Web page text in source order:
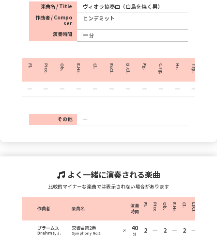
楽曲名 / Title ヴィオラ協奏曲（白鳥を焼く男）
作曲者 / Compo
ser
ヒンデミット
演奏時間 分
Fl. Picc. Ob. E.Hr. Cl. EsCl. B.Cl. Fg. C.Fg. Hr. Trp.
その他
よく一緒に演奏される楽曲
比較的マイナーな楽曲では表示されない場合があります
作曲者 楽曲名
演奏
時間
Fl. Picc. Ob. E.Hr. Cl. EsCl.
ブラームス
Brahms, J.
交響曲第2番
Symphony No.2
メ 40
分
2 2 2